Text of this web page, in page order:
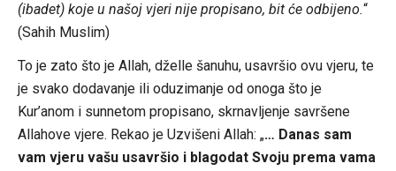
(ibadet) koje u našoj vjeri nije propisano, bit će odbijeno.“
(Sahih Muslim)
To je zato što je Allah, dželle šanuhu, usavršio ovu vjeru, te
je svako dodavanje ili oduzimanje od onoga što je
Kur’anom i sunnetom propisano, skrnavljenje savršene
Allahove vjere. Rekao je Uzvišeni Allah: „… Danas sam
vam vjeru vašu usavršio i blagodat Svoju prema vama